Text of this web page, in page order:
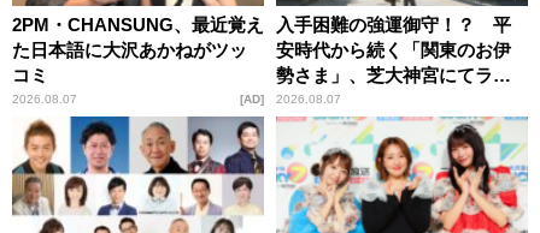
2PM・CHANSUNG、最近覚え
た日本語に大沢あかねがツッ
コミ
2026.08.07 AD
入手困難の強運御守！？ 平
安時代から続く「関東のお伊
勢さま」、芝大神宮にてラン
パンプスが合格祈願！
2026.08.07